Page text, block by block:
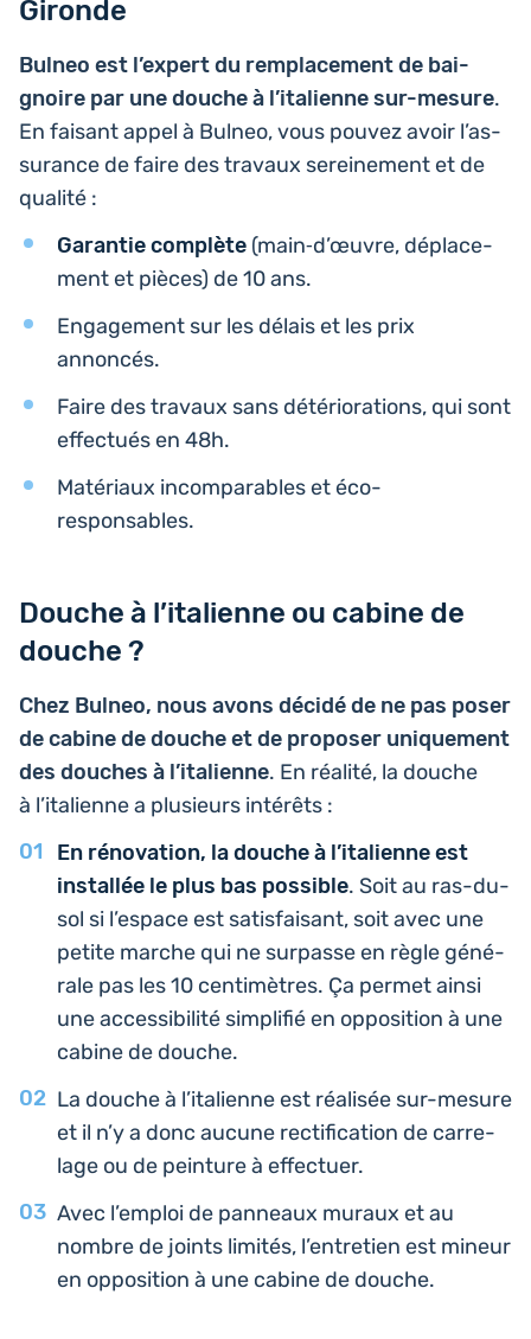
Gironde
Bulneo est l’ex­pert du rem­pla­ce­ment de bai­
gnoire par une douche à l’i­ta­lienne sur-mesure.
En faisant appel à Bulneo, vous pouvez avoir l’as­
su­rance de faire des travaux serei­ne­ment et de
qualité :
Garan­tie com­plète (main‑d’œuvre, dépla­ce­
ment et pièces) de 10 ans.
Enga­ge­ment sur les délais et les prix
annoncés.
Faire des travaux sans dété­rio­ra­tions, qui sont
effec­tués en 48h.
Maté­riaux incom­pa­rables et éco-
responsables.
Douche à l’italienne ou cabine de
douche ?
Chez Bulneo, nous avons décidé de ne pas poser
de cabine de douche et de pro­po­ser uni­que­ment
des douches à l’i­ta­lienne. En réalité, la douche
à l’i­ta­lienne a plu­sieurs intérêts :
En réno­va­tion, la douche à l’i­ta­lienne est
ins­tal­lée le plus bas pos­sible. Soit au ras-du-
sol si l’es­pace est satis­fai­sant, soit avec une
petite marche qui ne sur­passe en règle géné­
rale pas les 10 cen­ti­mètres. Ça permet ainsi
une acces­si­bi­li­té sim­pli­fié en oppo­si­tion à une
cabine de douche.
La douche à l’i­ta­lienne est réa­li­sée sur-mesure
et il n’y a donc aucune rec­ti­fi­ca­tion de car­re­
lage ou de pein­ture à effectuer.
Avec l’em­ploi de pan­neaux muraux et au
nombre de joints limités, l’entre­tien est mineur
en oppo­si­tion à une cabine de douche.